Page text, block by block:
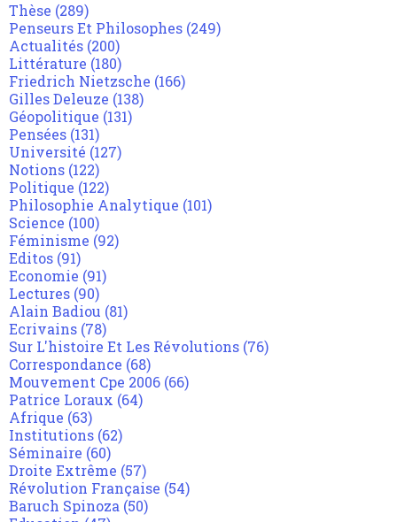
Thèse (289)
Penseurs Et Philosophes (249)
Actualités (200)
Littérature (180)
Friedrich Nietzsche (166)
Gilles Deleuze (138)
Géopolitique (131)
Pensées (131)
Université (127)
Notions (122)
Politique (122)
Philosophie Analytique (101)
Science (100)
Féminisme (92)
Editos (91)
Economie (91)
Lectures (90)
Alain Badiou (81)
Ecrivains (78)
Sur L'histoire Et Les Révolutions (76)
Correspondance (68)
Mouvement Cpe 2006 (66)
Patrice Loraux (64)
Afrique (63)
Institutions (62)
Séminaire (60)
Droite Extrême (57)
Révolution Française (54)
Baruch Spinoza (50)